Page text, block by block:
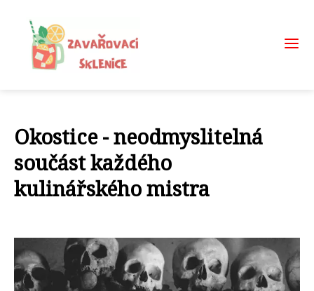
Okostice - neodmyslitelná
součást každého
kulinářského mistra